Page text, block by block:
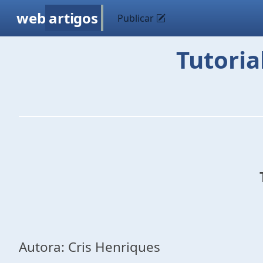
web artigos Publicar
Autora: Cris Henriques